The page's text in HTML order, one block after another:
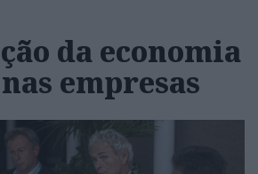
da economia
empresas